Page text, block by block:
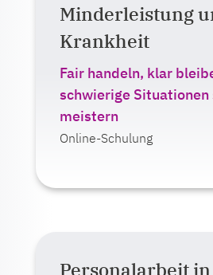
Minderleistung
Krankheit
Fair handeln, klar
schwierige Situationen
meistern
Online-Schulung
Ab 375,00 Euro
Personalarbeit
Auf